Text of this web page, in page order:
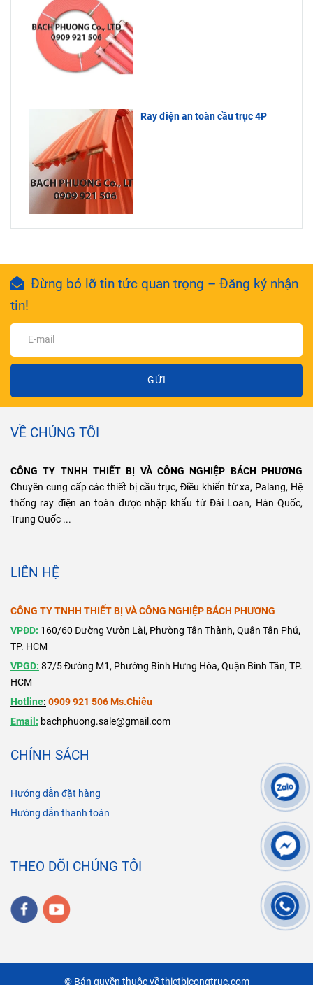
Ray điện an toàn cầu trục 4P
Đừng bỏ lỡ tin tức quan trọng – Đăng ký nhận
tin!
GỬI
VỀ CHÚNG TÔI
CÔNG TY TNHH THIẾT BỊ VÀ CÔNG NGHIỆP BÁCH PHƯƠNG
Chuyên cung cấp các thiết bị cầu trục, Điều khiển từ xa, Palang, Hệ
thống ray điện an toàn được nhập khẩu từ Đài Loan, Hàn Quốc,
Trung Quốc ...
LIÊN HỆ
CÔNG TY TNHH THIẾT BỊ VÀ CÔNG NGHIỆP BÁCH PHƯƠNG
VPĐD: 160/60 Đường Vườn Lài, Phường Tân Thành, Quận Tân Phú,
TP. HCM
VPGD: 87/5 Đường M1, Phường Bình Hưng Hòa, Quận Bình Tân, TP.
HCM
Hotline: 0909 921 506 Ms.Chiêu
Email: bachphuong.sale@gmail.com
CHÍNH SÁCH
Hướng dẫn đặt hàng
Hướng dẫn thanh toán
THEO DÕI CHÚNG TÔI
© Bản quyền thuộc về thietbicongtruc.com